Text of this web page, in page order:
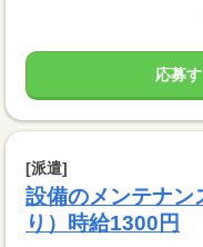
応募
[派遣]
設備のメンテナン
り）時給1300円